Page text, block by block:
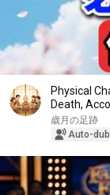
Physical
Death,
歳月の足跡
Auto-